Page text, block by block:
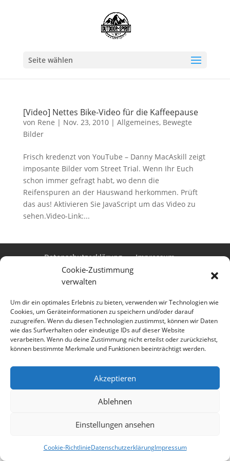
Cookie-Zustimmung
verwalten
Um dir ein optimales Erlebnis zu bieten, verwenden wir Technologien wie
Cookies, um Geräteinformationen zu speichern und/oder darauf
zuzugreifen. Wenn du diesen Technologien zustimmst, können wir Daten
wie das Surfverhalten oder eindeutige IDs auf dieser Website
verarbeiten. Wenn du deine Zustimmung nicht erteilst oder zurückziehst,
können bestimmte Merkmale und Funktionen beeinträchtigt werden.
Akzeptieren
Ablehnen
Einstellungen ansehen
Cookie-RichtlinieDatenschutzerklärungImpressum
Seite wählen
[Video] Nettes Bike-Video für die Kaffeepause
von Rene | Nov. 23, 2010| Allgemeines, Bewegte
Bilder
Frisch kredenzt von YouTube – Danny MacAskill zeigt
imposante Bilder vom Street Trial. Wenn Ihr Euch
schon immer gefragt habt, wo denn die
Reifenspuren an der Hauswand herkommen. Prüft
das aus! Aktivieren Sie JavaScript um das Video zu
sehen.Video-Link:...
Datenschutzerklärung
Impressum
Cookie-Richtlinie (EU)
Designed byElegant Themes| Powered by
WordPress